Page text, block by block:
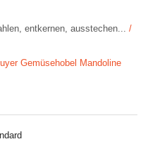
entkernen, ausstechen... /
Gemüsehobel Mandoline